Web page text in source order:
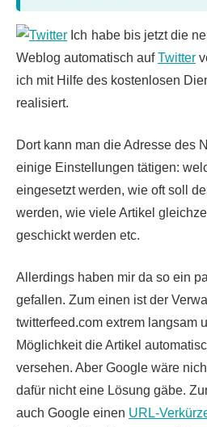
Ich habe bis jetzt die
Weblog automatisch aufTwitter
ich mit Hilfe des kostenlosen
realisiert.
Dort kann man die Adresse des
einige Einstellungen tätigen:
eingesetzt werden, wie oft soll
werden, wie viele Artikel
geschickt werden etc.
Allerdings haben mir da so ein
gefallen. Zum einen ist der
twitterfeed.com extrem langsam
Möglichkeit die Artikel
versehen. Aber Google wäre
dafür nicht eine Lösung gäbe.
auch Google einen URL-